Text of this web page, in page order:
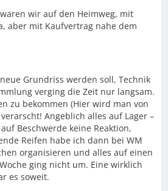
wir auf den Heimweg, mit
aber mit Kaufvertrag nahe dem
Grundriss werden soll, Technik
verging die Zeit nur langsam.
zu bekommen (Hier wird man von
Angeblich alles auf Lager –
Beschwerde keine Reaktion,
Reifen habe ich dann bei WM
organisieren und alles auf einen
ging nicht um. Eine wirklich
es soweit.